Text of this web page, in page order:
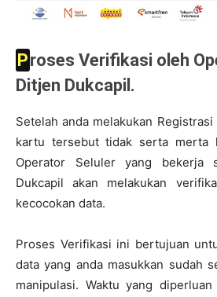
Proses Verifikasi oleh Operator dan
Ditjen Dukcapil.
Setelah anda melakukan
kartu tersebut tidak serta merta
Operator Seluler yang bekerja
Dukcapil akan melakukan
kecocokan data.
Proses Verifikasi ini bertujuan
data yang anda masukkan sudah
manipulasi. Waktu yang